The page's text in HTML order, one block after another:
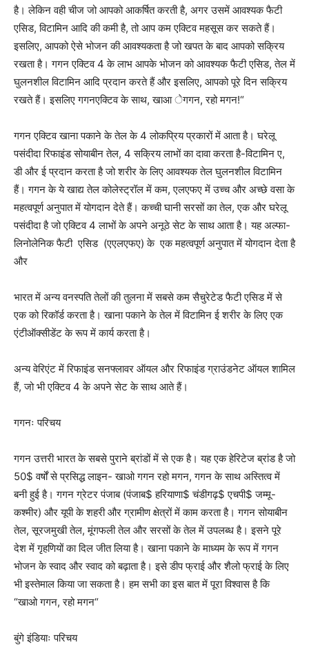
है। लेकिन वही चीज जो आपको आकर्षित करती है, अगर उसमें आवश्यक फैटी
एसिड, विटामिन आदि की कमी है, तो आप कम एक्टिव महसूस कर सकते हैं।
इसलिए, आपको ऐसे भोजन की आवश्यकता है जो खपत के बाद आपको सक्रिय
रखता है। गगन एक्टिव 4 के लाभ आपके भोजन को आवश्यक फैटी एसिड, तेल में
घुलनशील विटामिन आदि प्रदान करते हैं और इसलिए, आपको पूरे दिन सक्रिय
रखते हैं। इसलिए गगनएक्टिव के साथ, खाआ ेगगन, रहो मगन!“
गगन एक्टिव खाना पकाने के तेल के 4 लोकप्रिय प्रकारों में आता है। घरेलू
पसंदीदा रिफाइंड सोयाबीन तेल, 4 सक्रिय लाभों का दावा करता है-विटामिन ए,
डी और ई प्रदान करता है जो शरीर के लिए आवश्यक तेल घुलनशील विटामिन
हैं। गगन के ये खाद्य तेल कोलेस्ट्रॉल में कम, एलएफए में उच्च और अच्छे वसा के
महत्वपूर्ण अनुपात में योगदान देते हैं। कच्ची घानी सरसों का तेल, एक और घरेलू
पसंदीदा है जो एक्टिव 4 लाभों के अपने अनूठे सेट के साथ आता है। यह अल्फा-
लिनोलेनिक फैटी एसिड (एएलएफए) के एक महत्वपूर्ण अनुपात में योगदान देता है
और
भारत में अन्य वनस्पति तेलों की तुलना में सबसे कम सैचुरेटेड फैटी एसिड में से
एक को रिकॉर्ड करता है। खाना पकाने के तेल में विटामिन ई शरीर के लिए एक
एंटीऑक्सीडेंट के रूप में कार्य करता है।
अन्य वेरिएंट में रिफाइंड सनफ्लावर ऑयल और रिफाइंड ग्राउंडनेट ऑयल शामिल
हैं, जो भी एक्टिव 4 के अपने सेट के साथ आते हैं।
गगनः परिचय
गगन उत्तरी भारत के सबसे पुराने ब्रांडों में से एक है। यह एक हेरिटेज ब्रांड है जो
50$ वर्षों से प्रसिद्ध लाइन- खाओ गगन रहो मगन, गगन के साथ अस्तित्व में
बनी हुई है। गगन ग्रेटर पंजाब (पंजाब$ हरियाणा$ चंडीगढ़$ एचपी$ जम्मू-
कश्मीर) और यूपी के शहरी और ग्रामीण क्षेत्रों में काम करता है। गगन सोयाबीन
तेल, सूरजमुखी तेल, मूंगफली तेल और सरसों के तेल में उपलब्ध है। इसने पूरे
देश में गृहणियों का दिल जीत लिया है। खाना पकाने के माध्यम के रूप में गगन
भोजन के स्वाद और स्वाद को बढ़ाता है। इसे डीप फ्राई और शैलो फ्राई के लिए
भी इस्तेमाल किया जा सकता है। हम सभी का इस बात में पूरा विश्वास है कि
“खाओ गगन, रहो मगन“
बुंगे इंडियाः परिचय